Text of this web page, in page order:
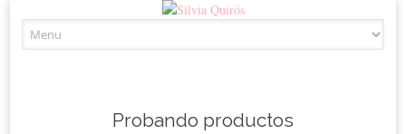
Probando productos